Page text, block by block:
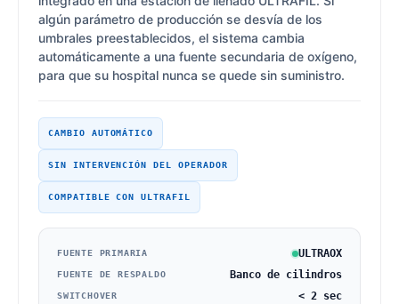
algún parámetro de producción se desvía de los
umbrales preestablecidos, el sistema cambia
automáticamente a una fuente secundaria de oxígeno,
para que su hospital nunca se quede sin suministro.
CAMBIO AUTOMÁTICO
SIN INTERVENCIÓN DEL OPERADOR
COMPATIBLE CON ULTRAFIL
FUENTE PRIMARIA ULTRAOX
FUENTE DE RESPALDO Banco de cilindros
SWITCHOVER < 2 sec